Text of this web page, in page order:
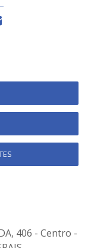
406 - Centro -